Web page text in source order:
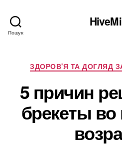
Пошук
ЗДОРОВ'Я ТА ДОГЛЯД
5 причин
брекеты